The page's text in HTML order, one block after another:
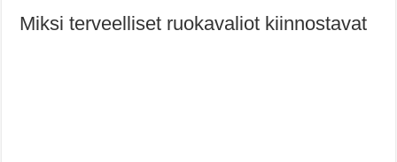
Miksi terveelliset ruokavaliot kiinnostavat